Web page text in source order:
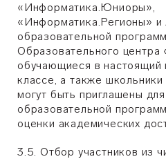
«Информатика.Юниоры»,
«Информатика.Регионы» и
образовательной
Образовательного центра
обучающиеся в настоящий
классе, а также
могут быть приглашены для
образовательной
оценки академических
3.5. Отбор участников из